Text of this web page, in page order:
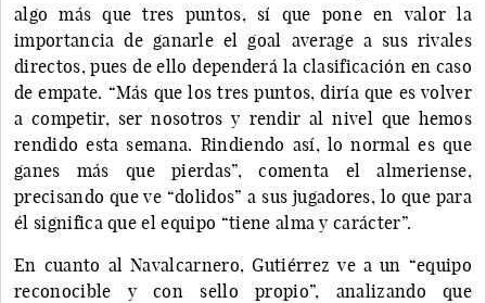
algo más que tres puntos, sí que pone en valor la
importancia de ganarle el goal average a sus rivales
directos, pues de ello dependerá la clasificación en caso
de empate. “Más que los tres puntos, diría que es volver
a competir, ser nosotros y rendir al nivel que hemos
rendido esta semana. Rindiendo así, lo normal es que
ganes más que pierdas”, comenta el almeriense,
precisando que ve “dolidos” a sus jugadores, lo que para
él significa que el equipo “tiene alma y carácter”.
En cuanto al Navalcarnero, Gutiérrez ve a un “equipo
reconocible y con sello propio”, analizando que